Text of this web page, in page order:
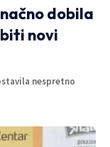
dobila
novi
nespretno